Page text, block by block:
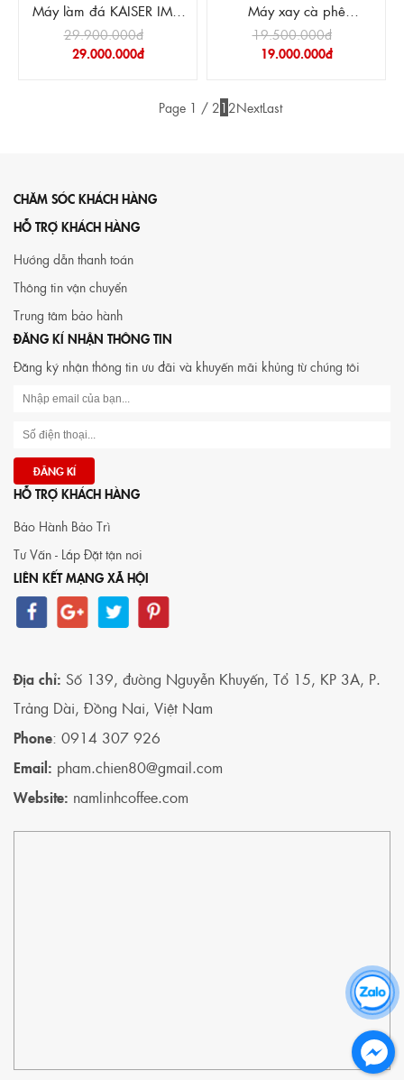
Máy làm đá KAISER IMK-
55S
29.900.000đ
29.000.000đ
Máy xay cà phê
Fiorenzato F5
19.500.000đ
19.000.000đ
Page 1 / 21 2NextLast
CHĂM SÓC KHÁCH HÀNG
HỖ TRỢ KHÁCH HÀNG
Hướng dẫn thanh toán
Thông tin vận chuyển
Trung tâm bảo hành
ĐĂNG KÍ NHẬN THÔNG TIN
Đăng ký nhận thông tin ưu đãi và khuyến mãi khủng từ chúng tôi
HỖ TRỢ KHÁCH HÀNG
Bảo Hành Bảo Trì
Tư Vấn - Lắp Đặt tận nơi
LIÊN KẾT MẠNG XÃ HỘI
Địa chỉ: Số 139, đường Nguyễn Khuyến, Tổ 15, KP 3A, P.
Trảng Dài, Đồng Nai, Việt Nam
Phone: 0914 307 926
Email: pham.chien80@gmail.com
Website: namlinhcoffee.com